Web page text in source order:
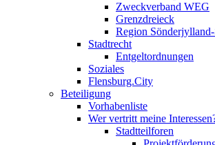
Zweckverband WEG
Grenzdreieck
Region
Stadtrecht
Entgeltordnungen
Soziales
Flensburg.City
Beteiligung
Vorhabenliste
Wer vertritt meine
Stadtteilforen